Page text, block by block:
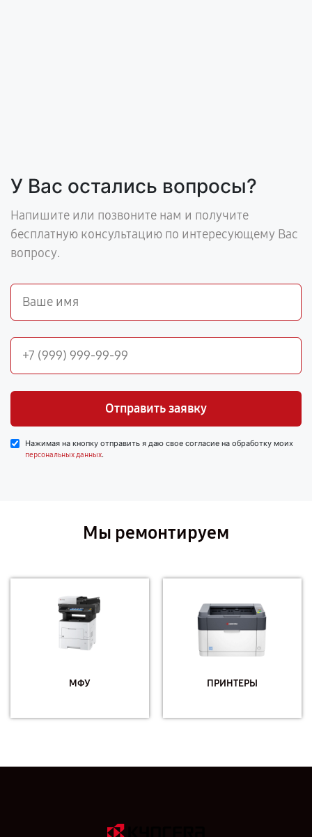
У Вас остались вопросы?
Напишите или позвоните нам и получите
бесплатную консультацию по интересующему Вас
вопросу.
Отправить заявку
Нажимая на кнопку отправить я даю свое согласие на обработку моих
персональных данных.
Мы ремонтируем
МФУ ПРИНТЕРЫ